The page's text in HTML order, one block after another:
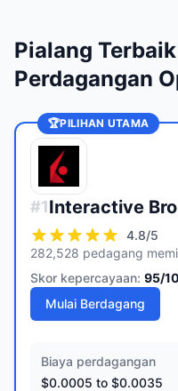
Pialang
Perdagangan
🏆PILIHAN UTAMA
#1Interactive
4.8/5
282,528 pedagang
Skor kepercayaan: 95/
Mulai Berdagang
Biaya perdagangan
$0.0005 to $0.0035